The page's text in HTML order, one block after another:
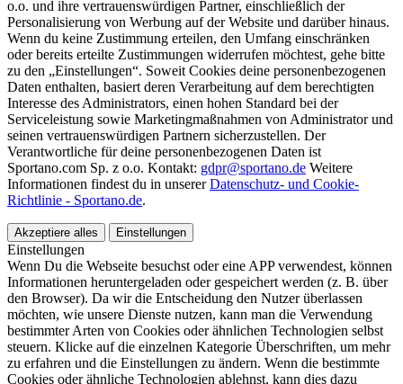
o.o. und ihre vertrauenswürdigen Partner, einschließlich der
Personalisierung von Werbung auf der Website und darüber hinaus.
Wenn du keine Zustimmung erteilen, den Umfang einschränken
oder bereits erteilte Zustimmungen widerrufen möchtest, gehe bitte
zu den „Einstellungen“. Soweit Cookies deine personenbezogenen
Daten enthalten, basiert deren Verarbeitung auf dem berechtigten
Interesse des Administrators, einen hohen Standard bei der
Serviceleistung sowie Marketingmaßnahmen von Administrator und
seinen vertrauenswürdigen Partnern sicherzustellen. Der
Verantwortliche für deine personenbezogenen Daten ist
Sportano.com Sp. z o.o. Kontakt: gdpr@sportano.de Weitere
Informationen findest du in unsererDatenschutz- und Cookie-
Richtlinie - Sportano.de.
Akzeptiere alles Einstellungen
Einstellungen
Wenn Du die Webseite besuchst oder eine APP verwendest, können
Informationen heruntergeladen oder gespeichert werden (z. B. über
den Browser). Da wir die Entscheidung den Nutzer überlassen
möchten, wie unsere Dienste nutzen, kann man die Verwendung
bestimmter Arten von Cookies oder ähnlichen Technologien selbst
steuern. Klicke auf die einzelnen Kategorie Überschriften, um mehr
zu erfahren und die Einstellungen zu ändern. Wenn die bestimmte
Cookies oder ähnliche Technologien ablehnst, kann dies dazu